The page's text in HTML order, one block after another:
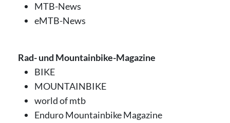
MTB-News
eMTB-News
Rad- und Mountainbike-Magazine
BIKE
MOUNTAINBIKE
world of mtb
Enduro Mountainbike Magazine